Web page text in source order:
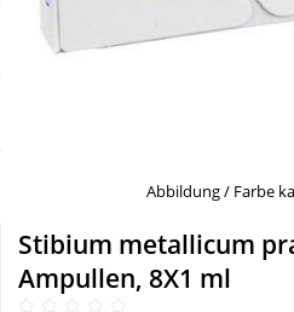
Schnäppchen
Täglich gut versorgt
Liebe & Erotik
Nahrungsergänzung
Natur & Homöopathie
Abbildung / Farbe
Stibium metallicum
Ampullen, 8X1 ml